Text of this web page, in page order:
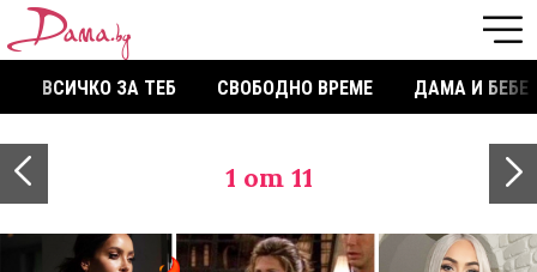
ВСИЧКО ЗА ТЕБ СВОБОДНО ВРЕМЕ ДАМА И БЕБЕ
1 от 11